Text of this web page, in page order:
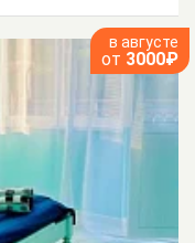
в августе
от 3000₽